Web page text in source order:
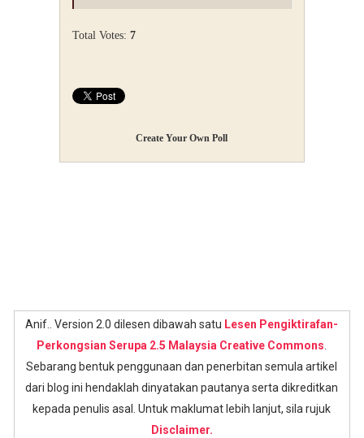
Total Votes: 7
Create Your Own Poll
Anif.. Version 2.0 dilesen dibawah satu Lesen Pengiktirafan-
Perkongsian Serupa 2.5 Malaysia Creative Commons
Sebarang bentuk penggunaan dan penerbitan semula artikel
dari blog ini hendaklah dinyatakan pautanya serta dikreditkan
kepada penulis asal. Untuk maklumat lebih lanjut, sila rujuk
Disclaimer.